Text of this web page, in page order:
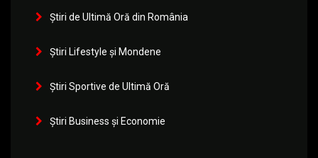
Știri de Ultimă Oră din România
Știri Lifestyle și Mondene
Știri Sportive de Ultimă Oră
Știri Business și Economie